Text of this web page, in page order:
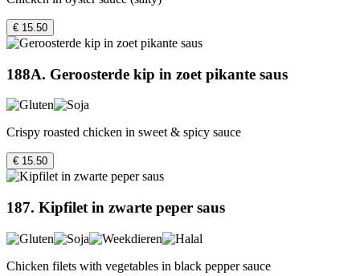
€ 15.50
188A. Geroosterde kip in zoet pikante saus
Crispy roasted chicken in sweet & spicy sauce
€ 15.50
187. Kipfilet in zwarte peper saus
Chicken filets with vegetables in black pepper sauce